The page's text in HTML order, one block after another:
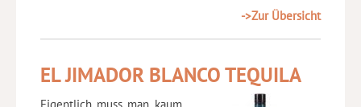
->Zur Übersicht
EL JIMADOR BLANCO TEQUILA